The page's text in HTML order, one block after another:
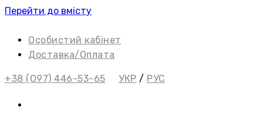
Перейти до вмісту
Особистий кабінет
Доставка/Оплата
+38 (О97) 446-53-65 УКР / РУС